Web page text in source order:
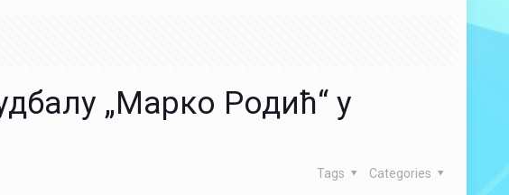
„Марко Родић“ у
Categories
Tags